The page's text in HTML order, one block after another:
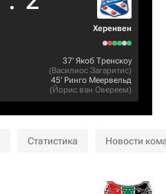
Херенвен
37‎’‎ Якоб Тренскоу
(Василиос Загаритис)
45‎’‎ Ринго Меервельд
(Йорис ван Овереем)
Статистика Новости